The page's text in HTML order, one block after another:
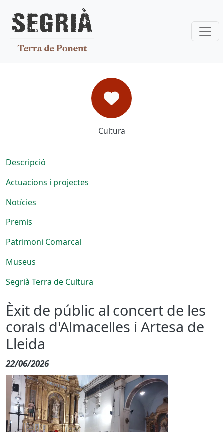
Èxit de públic al concert de les
corals d'Almacelles i Artesa de
Lleida
22/06/2026
Cultura
Descripció
Actuacions i projectes
Notícies
Premis
Patrimoni Comarcal
Museus
Segrià Terra de Cultura